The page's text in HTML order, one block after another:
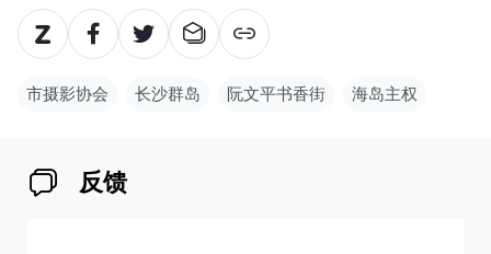
市摄影协会 长沙群岛 阮文平书香街 海岛主权
反馈